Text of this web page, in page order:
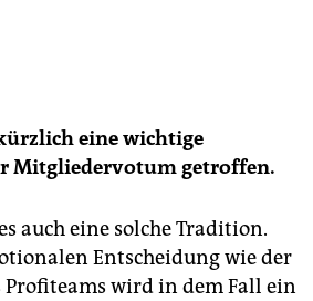
gegenüber RB Leipzig
Man will mit etwa 7.000 Fans
die ältesten Vereinstrikots
eine wichtige
Mitgliedervotum getroffen.
auch eine solche Tradition.
Entscheidung wie der
Profiteams wird in dem Fall ein